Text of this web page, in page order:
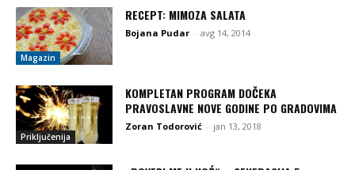
Magazin
RECEPT: MIMOZA SALATA
Bojana Pudar - avg 14, 2014
Priključenija
KOMPLETAN PROGRAM DOČEKA
PRAVOSLAVNE NOVE GODINE PO GRADOVIMA
Zoran Todorović - jan 13, 2018